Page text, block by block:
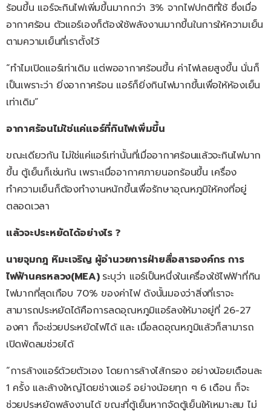
ร้อนขึ้น แอร์จะกินไฟเพิ่มขึ้นมากกว่า 3% จากไฟปกติที่ใช้ ซึ่งเมื่อ
อากาศร้อน ตัวแอร์เองก็ต้องใช้พลังงานมากขึ้นในการให้ความเย็น
ตามความเย็นที่เราตั้งไว้
“ทำไมเปิดแอร์เท่าเดิม แต่พออากาศร้อนขึ้น ค่าไฟเลยสูงขึ้น นั่นก็
เป็นเพราะว่า ยิ่งอากาศร้อน แอร์ก็ยิ่งกินไฟมากขึ้นเพื่อให้ห้องเย็น
เท่าเดิม”
อากาศร้อนไม่ใช่แค่แอร์ที่กินไฟเพิ่มขึ้น
ขณะเดียวกัน ไม่ใช่แค่แอร์เท่านั้นที่เมื่ออากาศร้อนแล้วจะกินไฟมาก
ขึ้น ตู้เย็นก็เช่นกัน เพราะเมื่ออากาศภายนอกร้อนขึ้น เครื่อง
ทำความเย็นก็ต้องทำงานหนักขึ้นเพื่อรักษาอุณหภูมิให้คงที่อยู่
ตลอดเวลา
แล้วจะประหยัดได้อย่างไร ?
นายจุมกฎ หิมะเจริญ ผู้อำนวยการฝ่ายสื่อสารองค์กร การ
ไฟฟ้านครหลวง(MEA) ระบุว่า แอร์เป็นหนึ่งในเครื่องใช้ไฟฟ้าที่กิน
ไฟมากที่สุดเกือบ 70% ของค่าไฟ ดังนั้นมองว่าสิ่งที่เราจะ
สามารถประหยัดได้คือการลดอุณหภูมิแอร์ลงให้มาอยู่ที่ 26-27
องศา ก็จะช่วยประหยัดไฟได้ และ เมื่อลดอุณหภูมิแล้วก็สามารถ
เปิดพัดลมช่วยได้
“การล้างแอร์ด้วยตัวเอง โดยการล้างไส้กรอง อย่างน้อยเดือนละ
1 ครั้ง และล้างใหญ่โดยช่างแอร์ อย่างน้อยทุก ๆ 6 เดือน ก็จะ
ช่วยประหยัดพลังงานได้ ขณะที่ตู้เย็นหากจัดตู้เย็นให้เหมาะสม ไม่